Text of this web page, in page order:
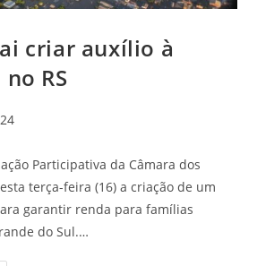
criar auxílio à
RS
Participativa da Câmara dos
terça-feira (16) a criação de um
garantir renda para famílias
do Sul.…